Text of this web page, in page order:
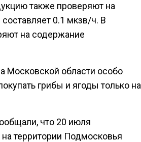
также проверяют на
0.1 мкзв/ч. В
на содержание
Московской области особо
грибы и ягоды только на
что 20 июля
на территории Подмосковья